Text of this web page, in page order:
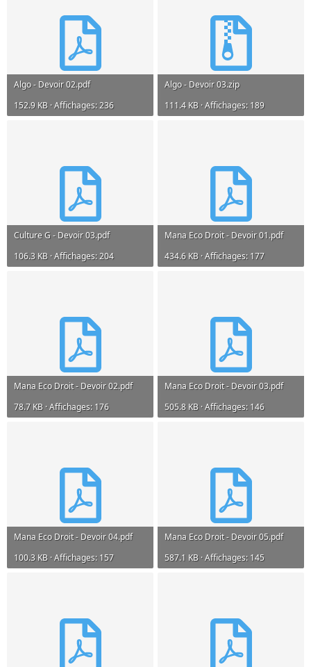
Algo - Devoir 02.pdf
152.9 KB · Affichages: 236
Algo - Devoir 03.zip
111.4 KB · Affichages: 189
Culture G - Devoir 03.pdf
106.3 KB · Affichages: 204
Mana Eco Droit - Devoir 01.pdf
434.6 KB · Affichages: 177
Mana Eco Droit - Devoir 02.pdf
78.7 KB · Affichages: 176
Mana Eco Droit - Devoir 03.pdf
505.8 KB · Affichages: 146
Mana Eco Droit - Devoir 04.pdf
100.3 KB · Affichages: 157
Mana Eco Droit - Devoir 05.pdf
587.1 KB · Affichages: 145